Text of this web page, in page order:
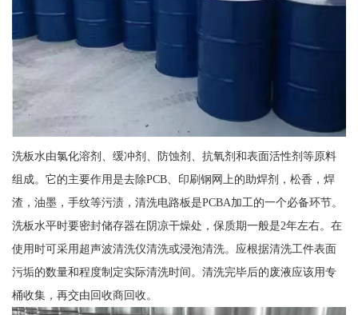
洗板水由氯化溶剂、缓冲剂、防蚀剂、抗氧剂和表面活性剂等原料
组成。它的主要作用是去除PCB、印刷钢网上的助焊剂，松香，焊
渣，油墨，手纹等污渍，清洗电路板是PCBA加工的一个必备环节。
洗板水平时要密封储存器在阴凉干燥处，保质期一般是2年左右。在
使用时可采用超声波清洗仪清洗或浸泡清洗。应根据清洗工件表面
污垢的数量和程度制定实际清洗时间。清洗完毕后的废液应该用专
桶收集，再交由回收商回收。